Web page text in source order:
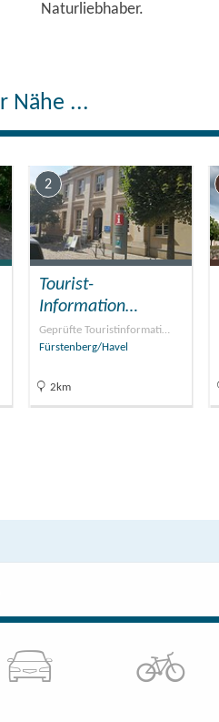
Naturliebhaber.
Nähe ...
2
Tourist-
Information…
Geprüfte Touristinformati…
Fürstenberg/Havel
2km